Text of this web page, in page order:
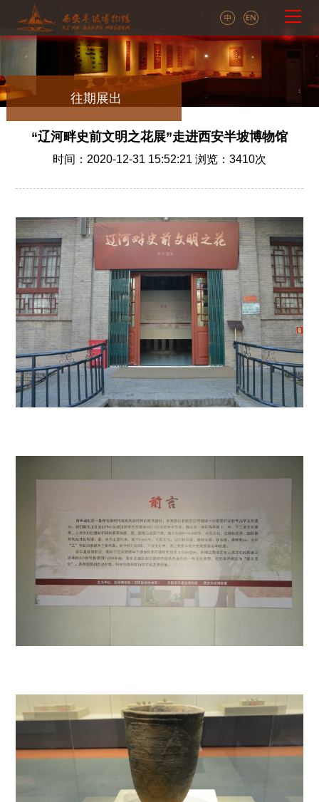
往期展出
“辽河畔史前文明之花展”走进西安半坡博物馆
时间：2020-12-31 15:52:21 浏览： 3410次